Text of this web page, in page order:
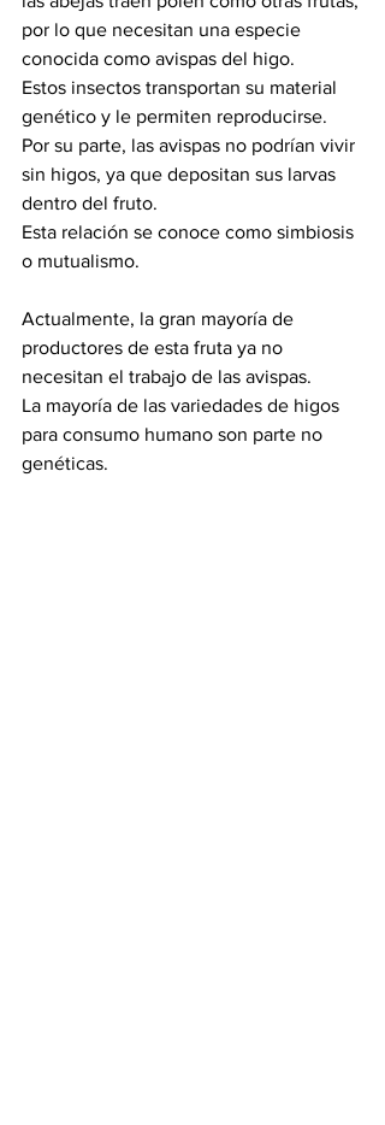
por lo que necesitan una especie
conocida como avispas del higo.
Estos insectos transportan su material
genético y le permiten reproducirse.
Por su parte, las avispas no podrían vivir
sin higos, ya que depositan sus larvas
dentro del fruto.
Esta relación se conoce como simbiosis
o mutualismo.
Actualmente, la gran mayoría de
productores de esta fruta ya no
necesitan el trabajo de las avispas.
La mayoría de las variedades de higos
para consumo humano son parte no
genéticas.